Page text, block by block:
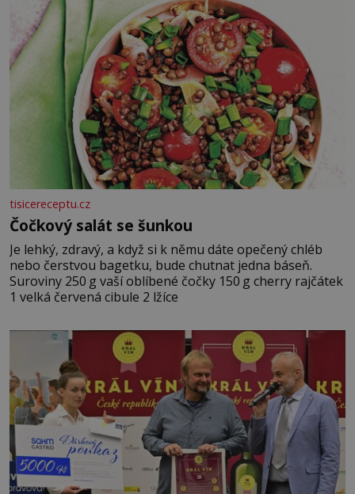
tisicereceptu.cz
Čočkový salát se šunkou
Je lehký, zdravý, a když si k němu dáte opečený chléb
nebo čerstvou bagetku, bude chutnat jedna báseň.
Suroviny 250 g vaší oblíbené čočky 150 g cherry rajčátek
1 velká červená cibule 2 lžíce